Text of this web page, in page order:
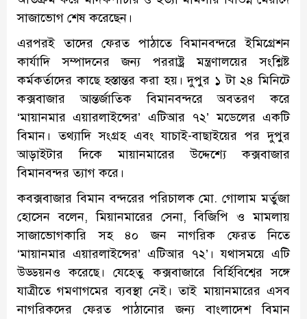
সাজাভোগ শেষ করেছেন।
এরপরই তাদের ফেরত পাঠাতে বিমানবন্দরে ইমিগ্রেশন
কার্যাদি সম্পাদনের জন্য পররাষ্ট্র মন্ত্রণালয়ের সংশ্লিষ্ট
কর্মকর্তাদের কাছে হস্তান্তর করা হয়। দুপুর ১ টা ২৪ মিনিটে
কক্সবাজার আন্তর্জাতিক বিমানবন্দরে অবতরণ করে
‘মায়ানমার এয়ারলাইন্সের’ এটিআর ৭২’ মডেলের একটি
বিমান। তথ্যাদি সংগ্রহ এবং যাচাই-বাছাইয়ের পর দুপুর
আড়াইটার দিকে মায়ানমারের উদ্দেশ্যে কক্সবাজার
বিমানবন্দর ত্যাগ করে।
কবক্সবাজার বিমান বন্দরের পরিচালক মো. গোলাম মর্তুজা
হোসেন বলেন, মিয়ানমারের সেনা, বিজিপি ও মামলায়
সাজাভোগকারি সহ ৪০ জন নাগরিক ফেরত নিতে
‘মায়ানমার এয়ারলাইন্সের’ এটিআর ৭২’। যথাসময়ে এটি
উড্ডয়নও করেছে। যেহেতু কক্সবাজারে বির্হিবিশ্বের সঙ্গে
যাত্রীতে গমণাগমের ব্যবস্থা নেই। তাই মায়ানমারের এসব
নাগরিকদের ফেরত পাঠানোর জন্য বাংলাদেশ বিমান